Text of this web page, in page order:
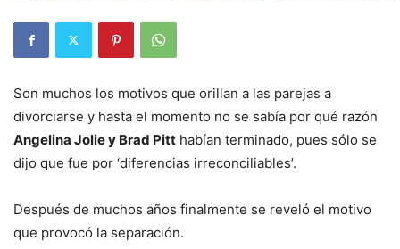
Son muchos los motivos que orillan a las parejas a
divorciarse y hasta el momento no se sabía por qué razón
Angelina Jolie y Brad Pitt habían terminado, pues sólo se
dijo que fue por ‘diferencias irreconciliables’.
Después de muchos años finalmente se reveló el motivo
que provocó la separación.